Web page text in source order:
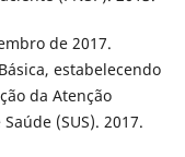
de 2017.
estabelecendo
da Atenção
(SUS). 2017.